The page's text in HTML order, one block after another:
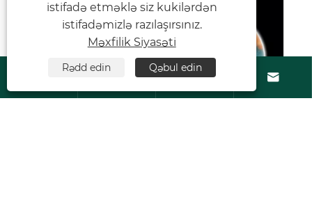
Niyə Uşaq Hepatiti Peyvəndi Uşaqların
Sağlamlığı üçün Vacibdir?
Ətraflı Baxın >>
 
istifadə etməklə siz kukilərdən
istifadəmizlə razılaşırsınız.
Məxfilik Siyasəti
Rədd edin Qəbul edin